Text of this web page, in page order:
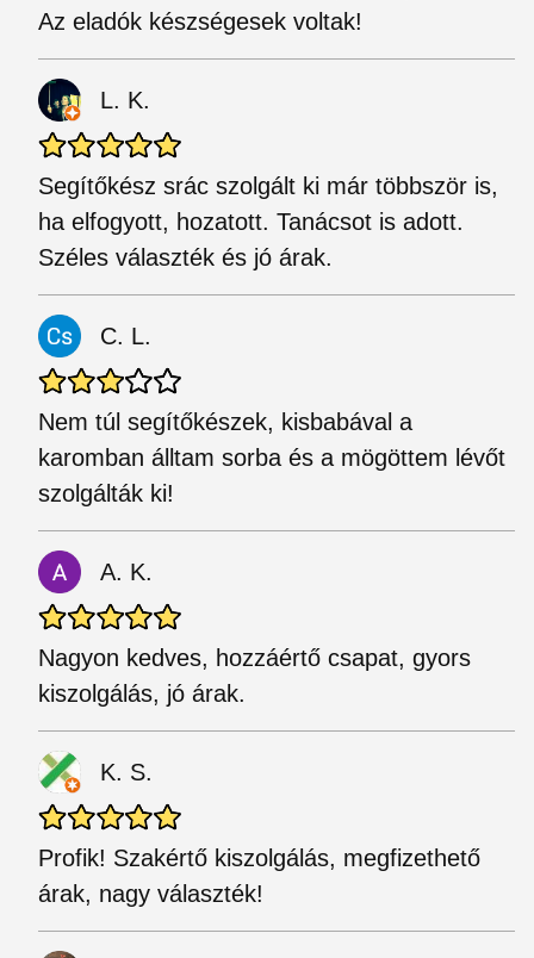
Az eladók készségesek voltak!
L. K.
Segítőkész srác szolgált ki már többször is,
ha elfogyott, hozatott. Tanácsot is adott.
Széles választék és jó árak.
C. L.
Nem túl segítőkészek, kisbabával a
karomban álltam sorba és a mögöttem lévőt
szolgálták ki!
A. K.
Nagyon kedves, hozzáértő csapat, gyors
kiszolgálás, jó árak.
K. S.
Profik! Szakértő kiszolgálás, megfizethető
árak, nagy választék!